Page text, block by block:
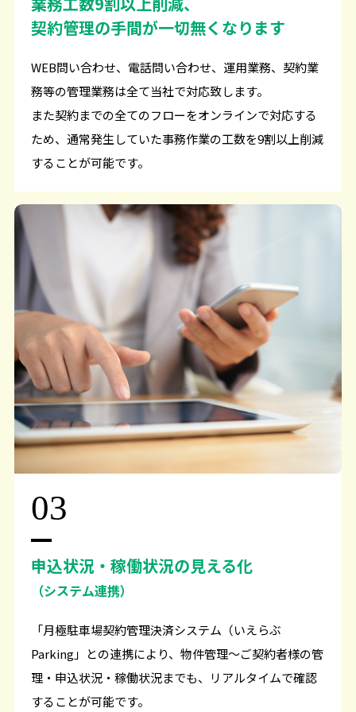
契約管理の手間が一切無くなります
WEB問い合わせ、電話問い合わせ、運用業務、契約業
務等の管理業務は全て当社で対応致します。
また契約までの全てのフローをオンラインで対応する
ため、通常発生していた事務作業の工数を9割以上削減
することが可能です。
03
申込状況・稼働状況の見える化
（システム連携）
「月極駐車場契約管理決済システム（いえらぶ
Parking」との連携により、物件管理～ご契約者様の管
理・申込状況・稼働状況までも、リアルタイムで確認
することが可能です。